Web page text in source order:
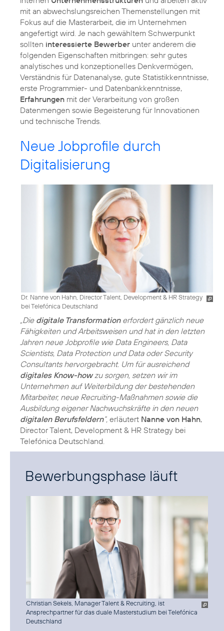
mit an abwechslungsreichen Themenstellungen mit
Fokus auf die Masterarbeit, die im Unternehmen
angefertigt wird. Je nach gewähltem Schwerpunkt
sollten interessierte Bewerber unter anderem die
folgenden Eigenschaften mitbringen: sehr gutes
analytisches und konzeptionelles Denkvermögen,
Verständnis für Datenanalyse, gute Statistikkenntnisse,
erste Programmier- und Datenbankkenntnisse,
Erfahrungen mit der Verarbeitung von großen
Datenmengen sowie Begeisterung für Innovationen
und technische Trends.
Neue Jobprofile durch
Digitalisierung
Dr. Nanne von Hahn, Director Talent, Development & HR Strategy
bei Telefónica Deutschland
„Die digitale Transformationerfordert gänzlich neue
Fähigkeiten und Arbeitsweisen und hat in den letzten
Jahren neue Jobprofile wie Data Engineers, Data
Scientists, Data Protection und Data oder Security
Consultants hervorgebracht. Um für ausreichend
digitales Know-howzu sorgen, setzen wir im
Unternehmen auf Weiterbildung der bestehenden
Mitarbeiter, neue Recruiting-Maßnahmen sowie die
Ausbildung eigener Nachwuchskräfte in den neuen
digitalen Berufsfeldern“, erläutert Nanne von Hahn,
Director Talent, Development & HR Strategy bei
Telefónica Deutschland.
Bewerbungsphase läuft
Christian Sekels, Manager Talent & Recruiting, ist
Ansprechpartner für das duale Masterstudium bei Telefónica
Deutschland